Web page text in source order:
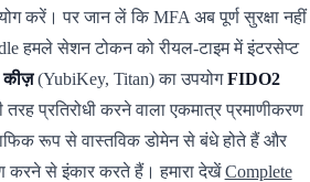
करें। पर जान लें कि MFA अब पूर्ण सुरक्षा नहीं
हमले सेशन टोकन को रीयल-टाइम में इंटरसेप्ट
कीज़(YubiKey, Titan) का उपयोगFIDO2
प्रतिरोधी करने वाला एकमात्र प्रमाणीकरण
रूप से वास्तविक डोमेन से बंधे होते हैं और
करने से इंकार करते हैं। हमारा देखेंComplete